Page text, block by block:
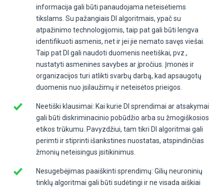
informacija gali būti panaudojama neteisėtiems
tikslams. Su pažangiais DI algoritmais, ypač su
atpažinimo technologijomis, taip pat gali būti lengva
identifikuoti asmenis, net ir jei jie nemato savęs viešai.
Taip pat DI gali naudoti duomenis neetiškai, pvz.,
nustatyti asmenines savybes ar įpročius. Įmonės ir
organizacijos turi atlikti svarbų darbą, kad apsaugotų
duomenis nuo įsilaužimų ir neteisėtos prieigos.
Neetiški klausimai: Kai kurie DI sprendimai ar atsakymai
gali būti diskriminacinio pobūdžio arba su žmogiškosios
etikos trūkumu. Pavyzdžiui, tam tikri DI algoritmai gali
perimti ir stiprinti išankstines nuostatas, atspindinčias
žmonių neteisingus įsitikinimus.
Nesugebėjimas paaiškinti sprendimų: Gilių neuroninių
tinklų algoritmai gali būti sudėtingi ir ne visada aiškiai